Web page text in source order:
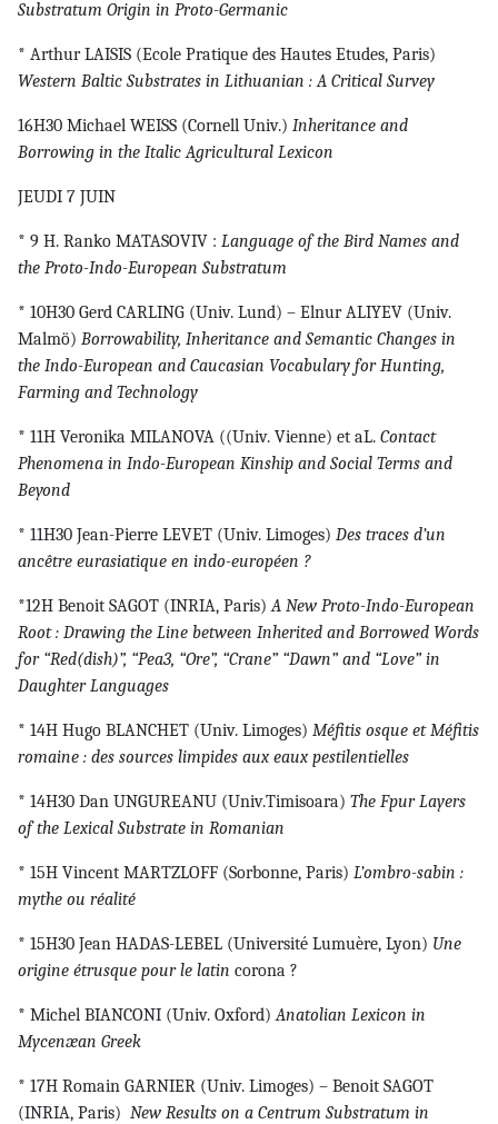
Substratum Origin in Proto-Germanic
* Arthur LAISIS (Ecole Pratique des Hautes Etudes, Paris)
Western Baltic Substrates in Lithuanian : A Critical Survey
16H30 Michael WEISS (Cornell Univ.) Inheritance and
Borrowing in the Italic Agricultural Lexicon
JEUDI 7 JUIN
* 9 H. Ranko MATASOVIV : Language of the Bird Names and
the Proto-Indo-European Substratum
* 10H30 Gerd CARLING (Univ. Lund) – Elnur ALIYEV (Univ.
Malmö) Borrowability, Inheritance and Semantic Changes in
the Indo-European and Caucasian Vocabulary for Hunting,
Farming and Technology
* 11H Veronika MILANOVA ((Univ. Vienne) et aL. Contact
Phenomena in Indo-European Kinship and Social Terms and
Beyond
* 11H30 Jean-Pierre LEVET (Univ. Limoges) Des traces d’un
ancêtre eurasiatique en indo-européen ?
*12H Benoit SAGOT (INRIA, Paris)A New Proto-Indo-European
Root : Drawing the Line between Inherited and Borrowed Words
for “Red(dish)”, “Pea3, “Ore”, “Crane” “Dawn” and “Love” in
Daughter Languages
* 14H Hugo BLANCHET (Univ. Limoges) Méfitis osque et Méfitis
romaine : des sources limpides aux eaux pestilentielles
* 14H30 Dan UNGUREANU (Univ.Timisoara) The Fpur Layers
of the Lexical Substrate in Romanian
* 15H Vincent MARTZLOFF (Sorbonne, Paris) L’ombro-sabin :
mythe ou réalité
* 15H30 Jean HADAS-LEBEL (Université Lumuère, Lyon) Une
origine étrusque pour le latin corona ?
* Michel BIANCONI (Univ. Oxford)Anatolian Lexicon in
Mycenæan Greek
* 17H Romain GARNIER (Univ. Limoges) – Benoit SAGOT
(INRIA, Paris) New Results on a Centrum Substratum in